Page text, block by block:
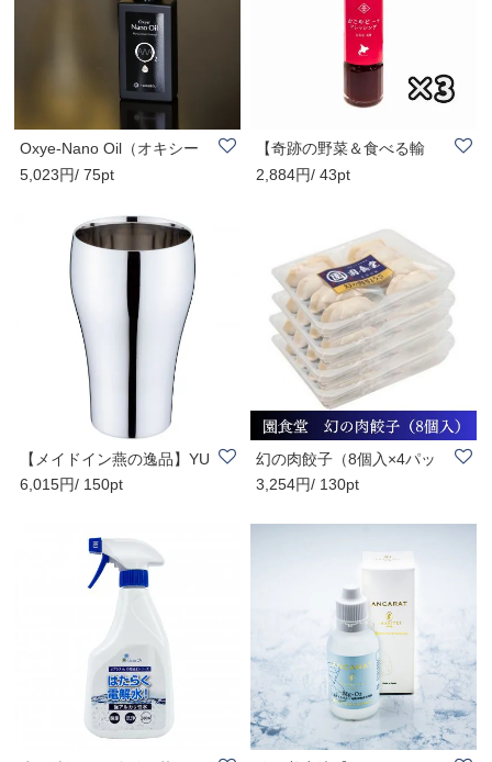
Oxye-Nano Oil（オキシー
ナノオイル）50m..
5,023円/ 75pt
【奇跡の野菜＆食べる輸
血！】がごめビー..
2,884円/ 43pt
【メイドイン燕の逸品】YU
KIWA ビアタン..
6,015円/ 150pt
幻の肉餃子（8個入×4パッ
ク） 【容量32個..
3,254円/ 130pt